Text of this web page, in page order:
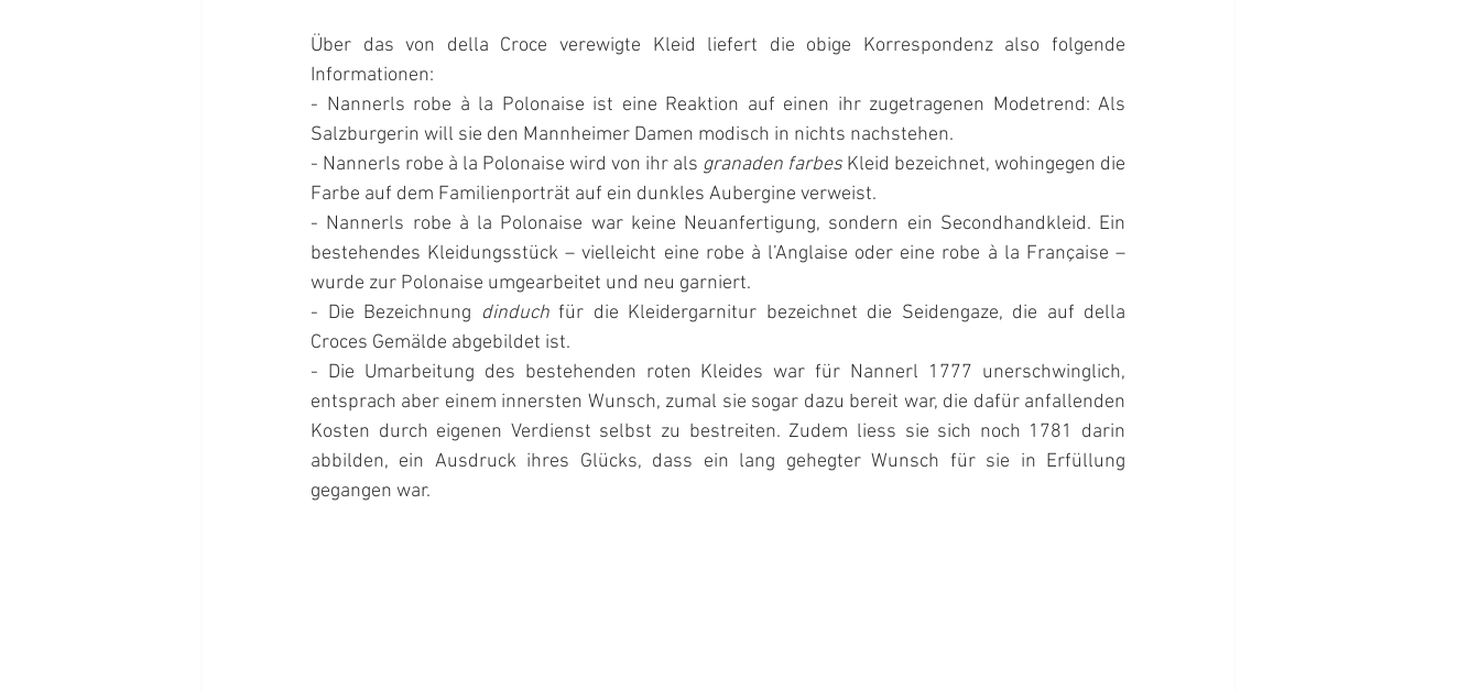
Über das von della Croce verewigte Kleid liefert die obige Korrespondenz also folgende
Informationen:
- Nannerls robe à la Polonaise ist eine Reaktion auf einen ihr zugetragenen Modetrend: Als
Salzburgerin will sie den Mannheimer Damen modisch in nichts nachstehen.
- Nannerls robe à la Polonaise wird von ihr als granaden farbes Kleid bezeichnet, wohingegen die
Farbe auf dem Familienporträt auf ein dunkles Aubergine verweist.
- Nannerls robe à la Polonaise war keine Neuanfertigung, sondern ein Secondhandkleid. Ein
bestehendes Kleidungsstück – vielleicht eine robe à l’Anglaise oder eine robe à la Française –
wurde zur Polonaise umgearbeitet und neu garniert.
- Die Bezeichnung dinduch für die Kleidergarnitur bezeichnet die Seidengaze, die auf della
Croces Gemälde abgebildet ist.
- Die Umarbeitung des bestehenden roten Kleides war für Nannerl 1777 unerschwinglich,
entsprach aber einem innersten Wunsch, zumal sie sogar dazu bereit war, die dafür anfallenden
Kosten durch eigenen Verdienst selbst zu bestreiten. Zudem liess sie sich noch 1781 darin
abbilden, ein Ausdruck ihres Glücks, dass ein lang gehegter Wunsch für sie in Erfüllung
gegangen war.